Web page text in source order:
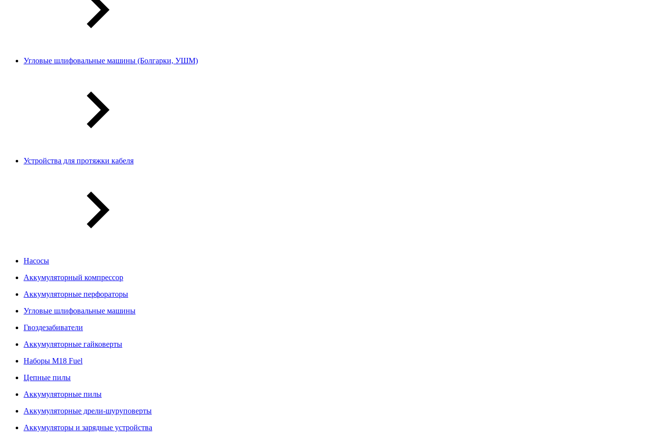
Угловые шлифовальные машины (Болгарки, УШМ)
Устройства для протяжки кабеля
Насосы
Аккумуляторный компрессор
Аккумуляторные перфораторы
Угловые шлифовальные машины
Гвоздезабиватели
Аккумуляторные гайковерты
Наборы M18 Fuel
Цепные пилы
Аккумуляторные пилы
Аккумуляторные дрели-шуруповерты
Аккумуляторы и зарядные устройства